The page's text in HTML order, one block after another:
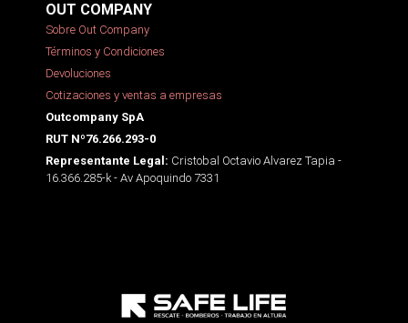
OUT COMPANY
Sobre Out Company
Términos y Condiciones
Devoluciones
Cotizaciones y ventas a empresas
Outcompany SpA
RUT Nº76.266.293-0
Representante Legal: Cristobal Octavio Alvarez Tapia -
16.366.285-k - Av Apoquindo 7331